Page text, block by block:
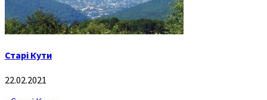
Старі Кути
22.02.2021